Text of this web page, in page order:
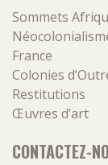
Sommets
France
Colonies
Restitutions
Œuvres d’art
CONTACTEZ-